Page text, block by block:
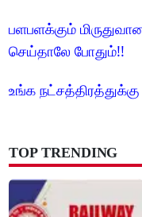
பளபளக்கும்
செய்தாலே போதும்!!
உங்க
TOP TRENDING